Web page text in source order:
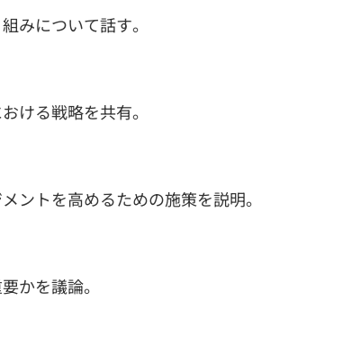
みについて話す。
ける戦略を共有。
ントを高めるための施策を説明。
かを議論。